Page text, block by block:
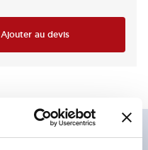
Ajouter au devis